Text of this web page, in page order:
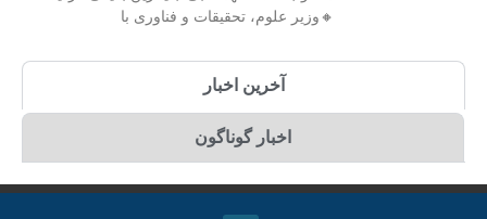
🔸وزیر علوم، تحقیقات و فناوری با
آخرین اخبار
اخبار گوناگون